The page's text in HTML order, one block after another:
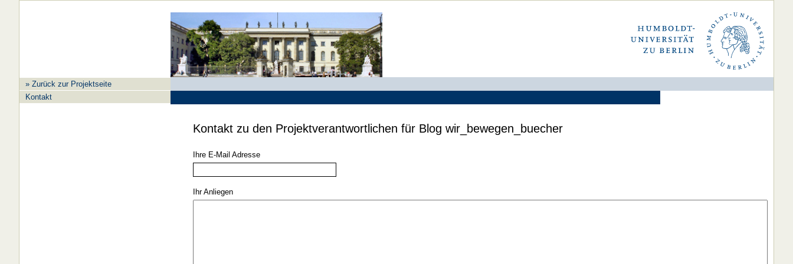
» Zurück zur Projektseite
Kontakt
Kontakt zu den Projektverantwortlichen für Blog wir_bewegen_buecher
Ihre E-Mail Adresse
Ihr Anliegen